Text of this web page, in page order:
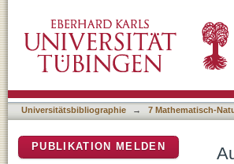
Universitätsbibliographie → 7 Mathematisch-
PUBLIKATION MELDEN